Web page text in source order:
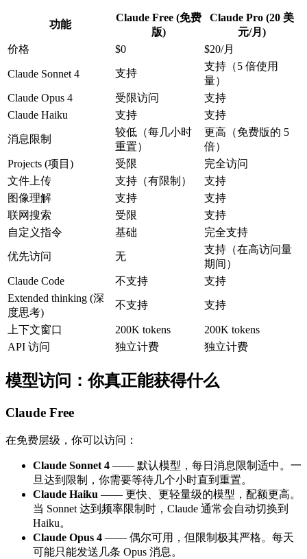
功能
Claude Free (免费
版)
Claude Pro (20 美
元/月)
价格
$0 $20/月
Claude Sonnet 4 支持
支持（5 倍使用
量）
Claude Opus 4
受限访问
支持
Claude Haiku
支持 支持
消息限制
较低（每几小时
重置）
更高（免费版的 5
倍）
Projects (项目)
受限
完全访问
文件上传
支持（有限制）
支持
图像理解
支持
支持
联网搜索
受限
支持
自定义指令
基础 完全支持
优先访问 无
支持（在高访问量
期间）
Claude Code
不支持
支持
Extended thinking (深
度思考)
不支持 支持
上下文窗口 200K tokens
200K tokens
API 访问
独立计费 独立计费
模型访问：你真正能获得什么
Claude Free
在免费层级，你可以访问：
Claude Sonnet 4 —— 默认模型，每日消息限制适中。一
旦达到限制，你需要等待几个小时直到重置。
Claude Haiku —— 更快、更轻量级的模型，配额更高。
当 Sonnet 达到频率限制时，Claude 通常会自动切换到
Haiku。
Claude Opus 4 —— 偶尔可用，但限制极其严格。每天
可能只能发送几条 Opus 消息。